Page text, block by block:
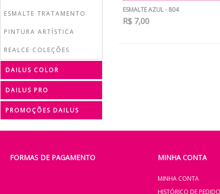
ESMALTE TRATAMENTO
PINTURA ARTÍSTICA
REALCE COLEÇÕES
DAILUS COLOR
DAILUS PRO
PROMOÇÕES DAILUS
ESMALTE AZUL - 804
R$ 7,00
FORMAS DE PAGAMENTO MINHA CONTA
MINHA CONTA
HISTÓRICO DE